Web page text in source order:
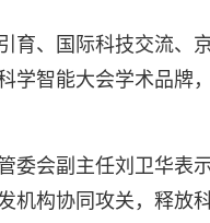
育、国际科技交流、
学智能大会学术品牌
委会副主任刘卫华表
机构协同攻关，释放